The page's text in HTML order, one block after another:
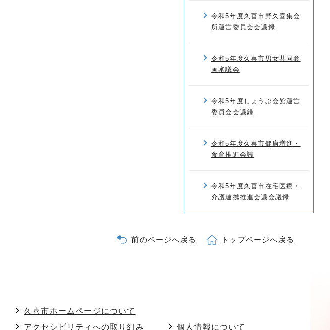
令和5年度久喜市野久喜集会
所運営委員会会議録
令和5年度久喜市男女共同参
画審議会
令和5年度しょうぶ会館運営
委員会会議録
令和5年度久喜市健康増進・
食育推進会議
令和5年度久喜市在宅医療・
介護連携推進会議会議録
前のページへ戻る トップページへ戻る
久喜市ホームページについて
アクセシビリティへの取り組み
個人情報について